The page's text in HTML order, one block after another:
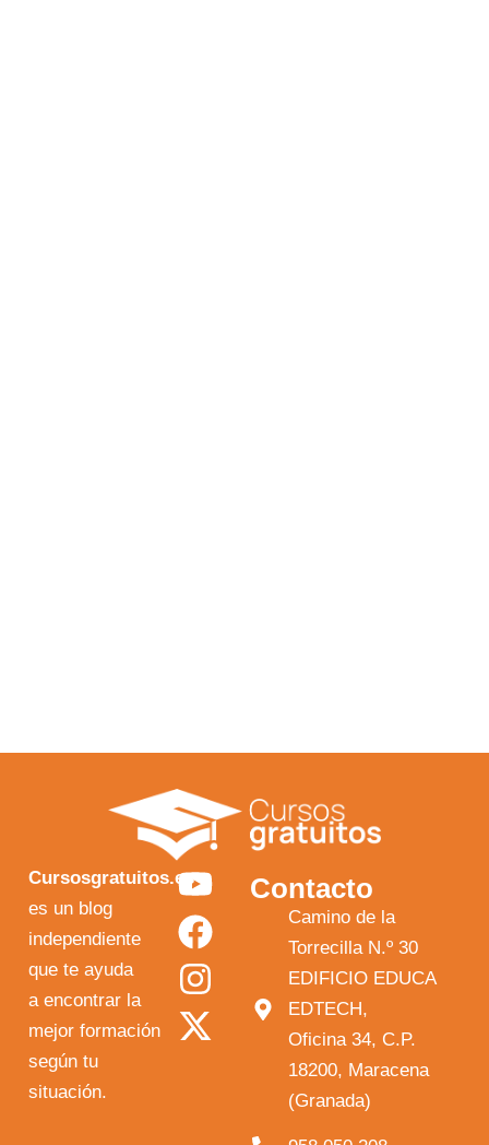
Cursosgratuitos.es
es un blog
independiente
que te ayuda
a encontrar la
mejor formación
según tu
situación.
Y
o
u
t
u
F
a
c
e
b
I
n
s
t
a
X
-
t
w
i
Contacto
Camino de la
Torrecilla N.º 30
EDIFICIO EDUCA
EDTECH,
Oficina 34, C.P.
18200, Maracena
(Granada)